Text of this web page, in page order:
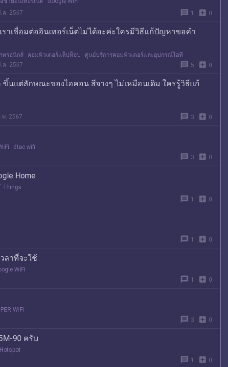
ค. 2567 message 1 add_box 0
ราเชื่อมต่ออินเทอร์เน็ตไม่ได้อะค่ะใครมีวิธีแก้ปัญหาขอคำ
ทรอนิกส์ คอมพิวเตอร์แล็ปท็อป
ศูนย์บริการคอมพิวเตอร์และอุปกรณ์ไอที
ค. 2567 message 5 add_box 0
ขึ้นแต่ลักษณะของไอคอน สีจางๆ ไม่เหมือนเดิม ใครรู้วิธีแก้
พ. 2567 message 3 add_box 0
dtac wifi
message 3 add_box 0
Home
Things
message 1 add_box 0
message 1 add_box 0
ลาที่จะใช้
WiFi
message 1 add_box 0
WiFi
message 3 add_box 0
90 ครับ
message 1 add_box 0